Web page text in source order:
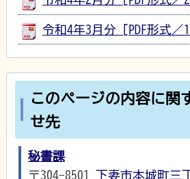
令和4年3月分 [PDF形式／
このページの内容に関
せ先
秘書課
〒304-8501 下妻市本城町三